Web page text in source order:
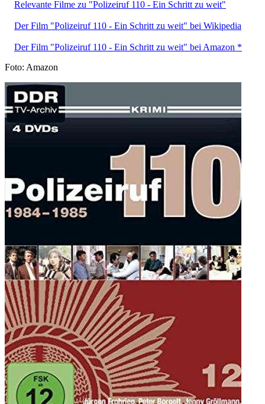
Relevante Filme zu "Polizeiruf 110 - Ein Schritt zu weit"
Der Film "Polizeiruf 110 - Ein Schritt zu weit" bei Wikipedia
Der Film "Polizeiruf 110 - Ein Schritt zu weit" bei Amazon *
Foto: Amazon